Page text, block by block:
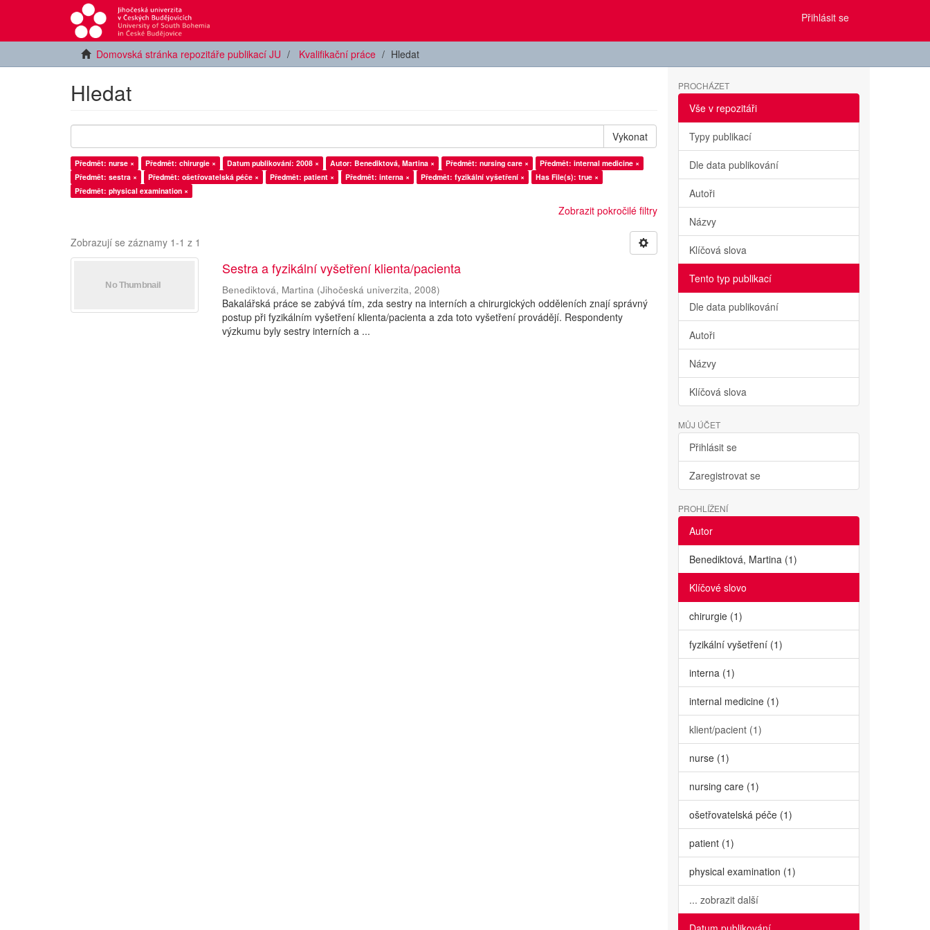
Přihlásit se
Domovská stránka repozitáře publikací JU Kvalifikační práce Hledat
Hledat
Vykonat
Předmět: nurse × Předmět: chirurgie × Datum publikování: 2008 × Autor: Benediktová, Martina × Předmět: nursing care ×
Předmět: internal medicine ×
Předmět: sestra ×
Předmět: ošetřovatelská péče × Předmět: patient × Předmět: interna × Předmět: fyzikální vyšetření ×
Has File(s): true ×
Předmět: physical examination ×
Zobrazit pokročilé filtry
Zobrazují se záznamy 1-1 z 1
Sestra a fyzikální vyšetření klienta/pacienta
Benediktová, Martina (Jihočeská univerzita,2008)
Bakalářská práce se zabývá tím, zda sestry na interních a chirurgických odděleních znají správný
postup při fyzikálním vyšetření klienta/pacienta a zda toto vyšetření provádějí. Respondenty
výzkumu byly sestry interních a ...
PROCHÁZET
Vše v repozitáři
Typy publikací
Dle data publikování
Autoři
Názvy
Klíčová slova
Tento typ publikací
Dle data publikování
Autoři
Názvy
Klíčová slova
MŮJ ÚČET
Přihlásit se
Zaregistrovat se
PROHLÍŽENÍ
Autor
Benediktová, Martina (1)
Klíčové slovo
chirurgie (1)
fyzikální vyšetření (1)
interna (1)
internal medicine (1)
klient/pacient (1)
nurse (1)
nursing care (1)
ošetřovatelská péče (1)
patient (1)
physical examination (1)
... zobrazit další